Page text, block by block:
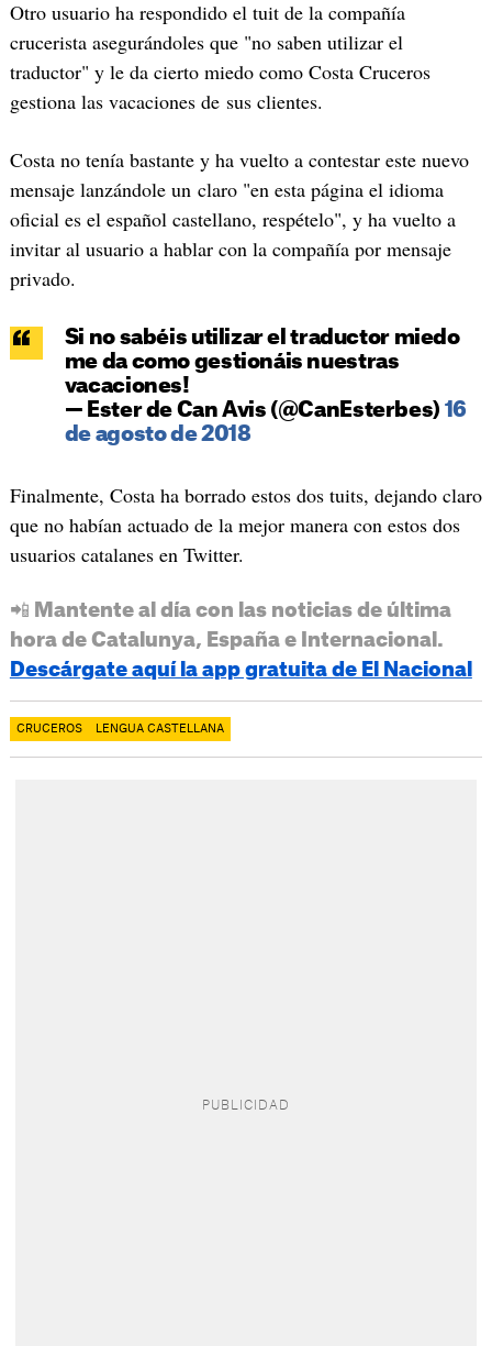
Otro usuario ha respondido el tuit de la compañía
crucerista asegurándoles que "no saben utilizar el
traductor" y le da cierto miedo como Costa Cruceros
gestiona las vacaciones de sus clientes.
Costa no tenía bastante y ha vuelto a contestar este nuevo
mensaje lanzándole un claro "en esta página el idioma
oficial es el español castellano, respételo", y ha vuelto a
invitar al usuario a hablar con la compañía por mensaje
privado.
Si no sabéis utilizar el traductor miedo
me da como gestionáis nuestras
vacaciones!
— Ester de Can Avis (@CanEsterbes) 16
de agosto de 2018
Finalmente, Costa ha borrado estos dos tuits, dejando claro
que no habían actuado de la mejor manera con estos dos
usuarios catalanes en Twitter.
📲 Mantente al día con las noticias de última
hora de Catalunya, España e Internacional.
Descárgate aquí la app gratuita de El Nacional
CRUCEROS LENGUA CASTELLANA